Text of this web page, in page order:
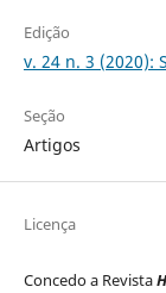
Edição
v. 24 n. 3 (2020):
Seção
Artigos
Licença
Concedo a Revista